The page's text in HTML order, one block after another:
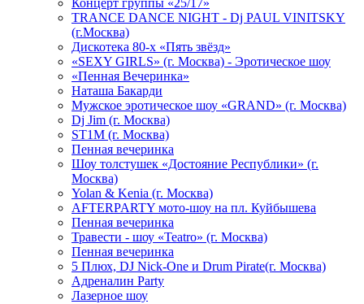
Концерт группы «25/17»
TRANCE DANCE NIGHT - Dj PAUL VINITSKY
(г.Москва)
Дискотека 80-х «Пять звёзд»
«SEXY GIRLS» (г. Москва) - Эротическое шоу
«Пенная Вечеринка»
Hаташа Бакарди
Мужское эротическое шоу «GRAND» (г. Москва)
Dj Jim (г. Москва)
ST1M (г. Москва)
Пенная вечеринка
Шоу толстушек «Достояние Республики» (г.
Москва)
Yolan & Kenia (г. Москва)
AFTERPARTY мото-шоу на пл. Куйбышева
Пенная вечеринка
Травести - шоу «Teatro» (г. Москва)
Пенная вечеринка
5 Плюх, DJ Nick-One и Drum Pirate(г. Москва)
Адреналин Party
Лазерное шоу